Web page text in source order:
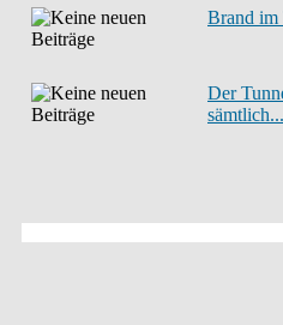
Brand im
Der
sämtlich...